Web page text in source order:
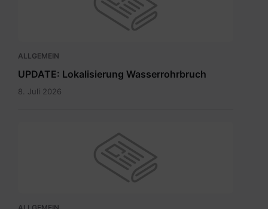
ALLGEMEIN
UPDATE: Lokalisierung Wasserrohrbruch
8. Juli 2026